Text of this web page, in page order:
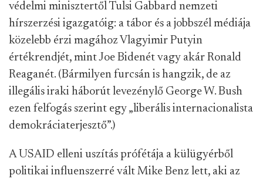
védelmi minisztertől Tulsi Gabbard nemzeti
hírszerzési igazgatóig: a tábor és a jobbszél médiája
közelebb érzi magához Vlagyimir Putyin
értékrendjét, mint Joe Bidenét vagy akár Ronald
Reaganét. (Bármilyen furcsán is hangzik, de az
illegális iraki háborút levezénylő George W. Bush
ezen felfogás szerint egy „liberális internacionalista
demokráciaterjesztő”.)
A USAID elleni uszítás prófétája a külügyérből
politikai influenszerré vált Mike Benz lett, aki az